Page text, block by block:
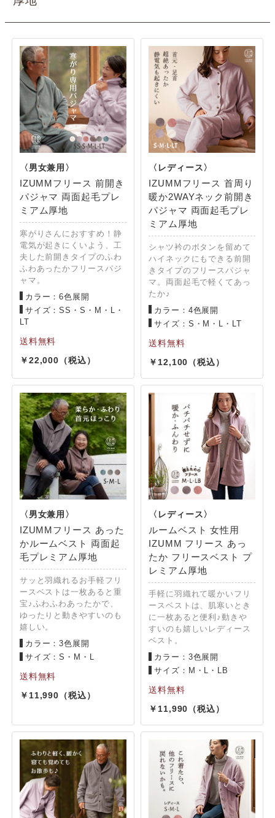
IZUMMフリース 前開き
パジャマ 両面起毛プレ
ミアム厚地
寒がりさんにおすすめ！静
電気が起きにくいよう、工
夫した前開きタイプのふわ
ふわあったかフリースパジ
ャマ。
カラー：6色展開
サイズ：SS・S・M・L・
LT
22,000
IZUMMフリース 首周り
暖か2WAYネック前開き
パジャマ 両面起毛プレ
ミアム厚地
シャツ衿のボタンを留めて
ハイネックにもできる前開
きタイプのフリースパジャ
マ。両面起毛で軽くてあっ
たか♪
カラー：4色展開
サイズ：S・M・L・LT
12,100
IZUMMフリース あった
かルームベスト 両面起
毛プレミアム厚地
サッと羽織れるお手軽フリ
ースベストは一枚あると重
宝♪ふわふわあったかで、
ゆったりと動きやすいのも
嬉しい。
カラー：3色展開
サイズ：S・M・L
11,990
ルームベスト 女性用
IZUMM フリース あっ
たか フリースベスト プ
レミアム厚地
手軽に羽織れて暖かいフリ
ースベストは、肌寒いとき
に一枚あると便利♪動きや
すいのも嬉しいレディース
ベスト。
カラー：3色展開
サイズ：M・L・LB
11,990